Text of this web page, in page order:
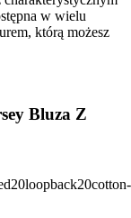
w wielu
którą możesz
Bluza Z